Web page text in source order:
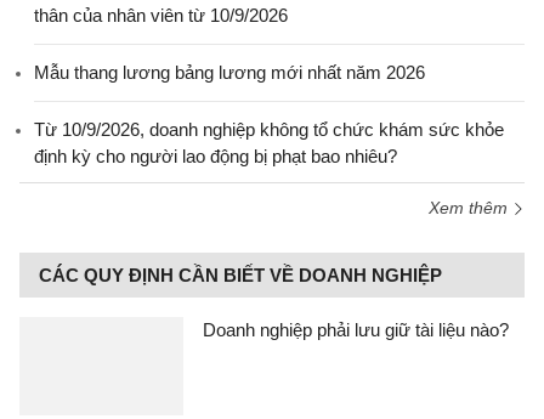
thân của nhân viên từ 10/9/2026
Mẫu thang lương bảng lương mới nhất năm 2026
Từ 10/9/2026, doanh nghiệp không tổ chức khám sức khỏe
định kỳ cho người lao động bị phạt bao nhiêu?
Xem thêm
CÁC QUY ĐỊNH CẦN BIẾT VỀ DOANH NGHIỆP
Doanh nghiệp phải lưu giữ tài liệu nào?